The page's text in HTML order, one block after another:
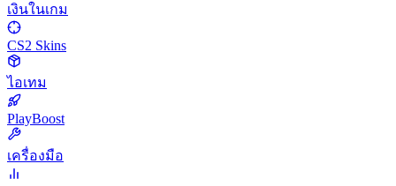
เงินในเกม
CS2 Skins
ไอเทม
PlayBoost
เครื่องมือ